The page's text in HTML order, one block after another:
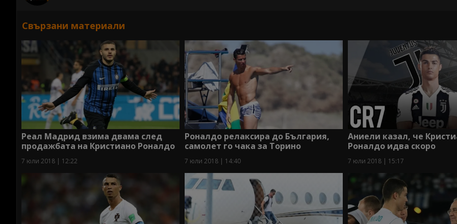
Свързани материали
Реал Мадрид взима двама след
продажбата на Кристиано Роналдо
7 юли 2018 | 12:22
Роналдо релаксира до България,
самолет го чака за Торино
7 юли 2018 | 14:40
Аниели казал, че
Роналдо идва скоро
7 юли 2018 | 15:17